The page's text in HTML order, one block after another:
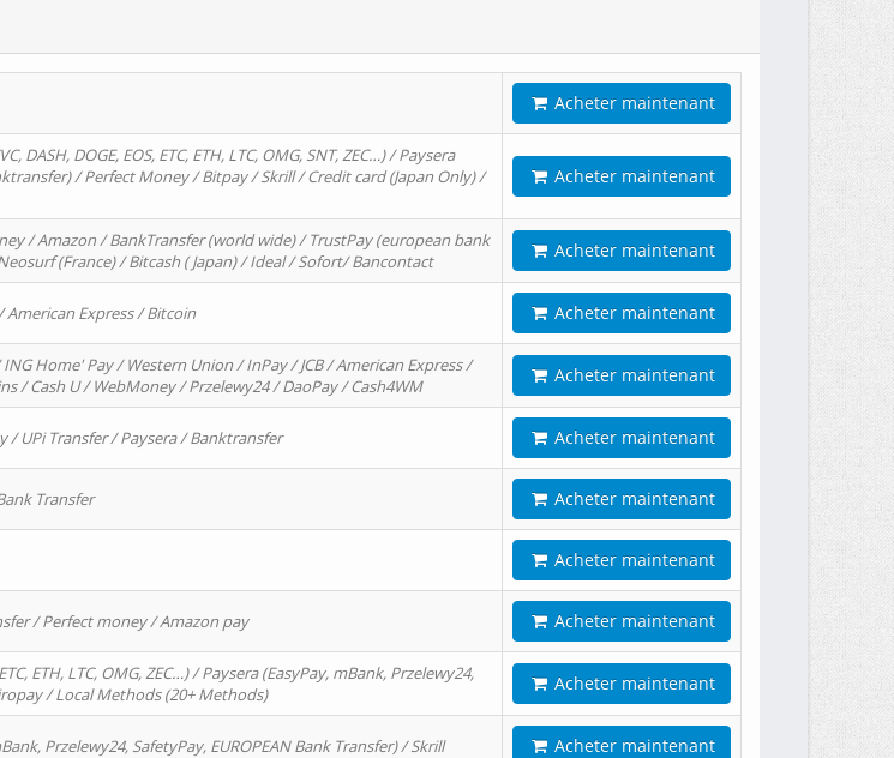
Acheter maintenant
DASH, DOGE, EOS, ETC, ETH, LTC, OMG, SNT, ZEC…) / Paysera
/ Perfect Money / Bitpay / Skrill / Credit card (Japan Only) /
Acheter maintenant
/ Amazon / BankTransfer (world wide) / TrustPay (european bank
(France) / Bitcash ( Japan) / Ideal / Sofort/ Bancontact
Acheter maintenant
Express / Bitcoin Acheter maintenant
Home' Pay / Western Union / InPay / JCB / American Express /
/ Cash U / WebMoney / Przelewy24 / DaoPay / Cash4WM
Acheter maintenant
/ UPi Transfer / Paysera / Banktransfer Acheter maintenant
Transfer Acheter maintenant
Acheter maintenant
/ Perfect money / Amazon pay Acheter maintenant
ETH, LTC, OMG, ZEC…) / Paysera (EasyPay, mBank, Przelewy24,
/ Local Methods (20+ Methods)
Acheter maintenant
Przelewy24, SafetyPay, EUROPEAN Bank Transfer) / Skrill Acheter maintenant